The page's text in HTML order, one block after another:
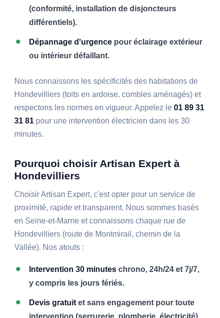
(conformité, installation de disjoncteurs
différentiels).
Dépannage d'urgence pour éclairage extérieur
ou intérieur défaillant.
Nous connaissons les spécificités des habitations de
Hondevilliers (toits en ardoise, combles aménagés) et
respectons les normes en vigueur. Appelez le01 89 31
31 81 pour une intervention électricien dans les 30
minutes.
Pourquoi choisir Artisan Expert à
Hondevilliers
Choisir Artisan Expert, c'est opter pour un service de
proximité, rapide et transparent. Nous sommes basés
en Seine-et-Marne et connaissons chaque rue de
Hondevilliers (route de Montmirail, chemin de la
Vallée). Nos atouts :
Intervention 30 minutes chrono, 24h/24 et 7j/7,
y compris les jours fériés.
Devis gratuitet sans engagement pour toute